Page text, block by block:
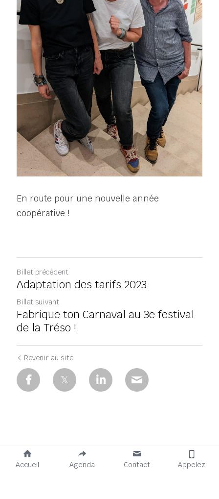
En route pour une nouvelle année
coopérative !
Billet précédent
Adaptation des tarifs 2023
Billet suivant
Fabrique ton Carnaval au 3e festival
de la Tréso !
Revenir au site
Accueil Agenda Contact Appelez